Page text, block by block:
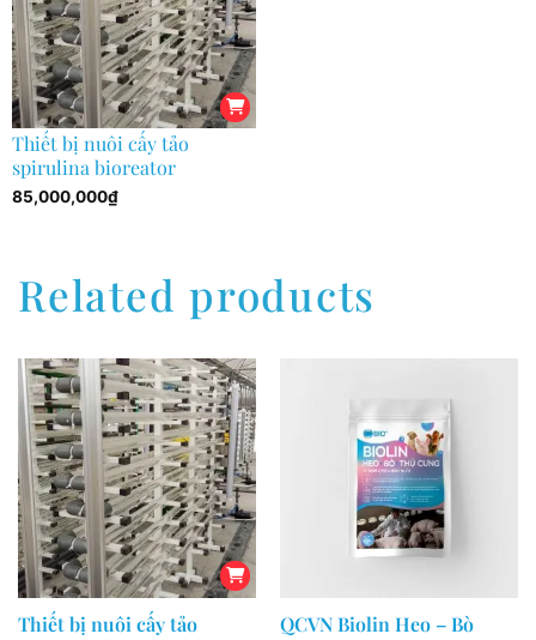
Thiết bị nuôi cấy tảo
spirulina bioreator
85,000,000₫
Related products
Thiết bị nuôi cấy tảo
QCVN Biolin Heo – Bò